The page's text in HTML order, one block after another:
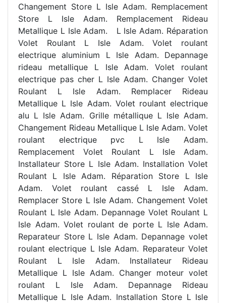
Changement Store L Isle Adam. Remplacement
Store L Isle Adam. Remplacement Rideau
Metallique L Isle Adam. L Isle Adam. Réparation
Volet Roulant L Isle Adam. Volet roulant
electrique aluminium L Isle Adam. Depannage
rideau metallique L Isle Adam. Volet roulant
electrique pas cher L Isle Adam. Changer Volet
Roulant L Isle Adam. Remplacer Rideau
Metallique L Isle Adam. Volet roulant electrique
alu L Isle Adam. Grille métallique L Isle Adam.
Changement Rideau Metallique L Isle Adam. Volet
roulant electrique pvc L Isle Adam.
Remplacement Volet Roulant L Isle Adam.
Installateur Store L Isle Adam. Installation Volet
Roulant L Isle Adam. Réparation Store L Isle
Adam. Volet roulant cassé L Isle Adam.
Remplacer Store L Isle Adam. Changement Volet
Roulant L Isle Adam. Depannage Volet Roulant L
Isle Adam. Volet roulant de porte L Isle Adam.
Reparateur Store L Isle Adam. Depannage volet
roulant electrique L Isle Adam. Reparateur Volet
Roulant L Isle Adam. Installateur Rideau
Metallique L Isle Adam. Changer moteur volet
roulant L Isle Adam. Depannage Rideau
Metallique L Isle Adam. Installation Store L Isle